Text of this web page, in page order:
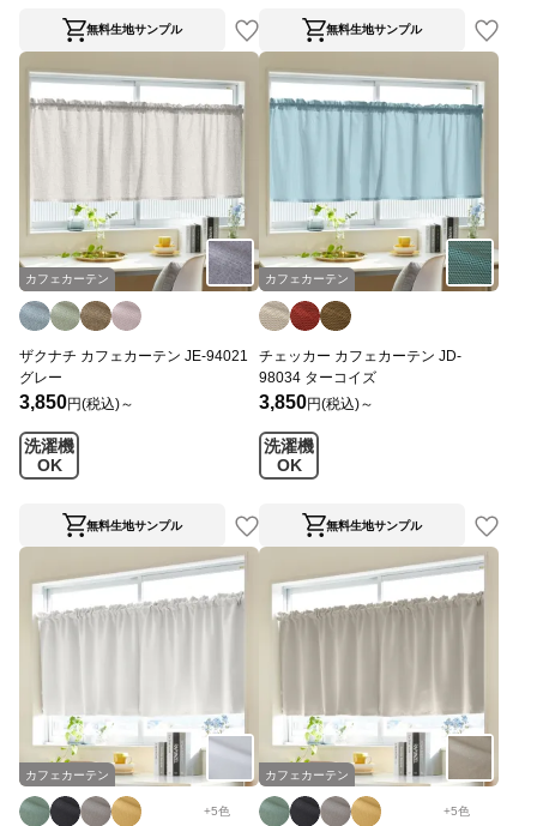
無料生地サンプル 無料生地サンプル
カフェカーテン
ザクナチ カフェカーテン JE-94021
グレー
3,850円(税込)～
洗濯機
OK
無料生地サンプル
カフェカーテン
チェッカー カフェカーテン JD-
98034 ターコイズ
3,850円(税込)～
洗濯機
OK
無料生地サンプル
カフェカーテン
+5色
カフェカーテン
+5色